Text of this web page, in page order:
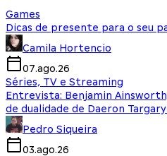
Games
Dicas de presente para o seu
Camila Hortencio
07.ago.26
Séries, TV e Streaming
Entrevista: Benjamin
de dualidade de Daeron
Pedro Siqueira
03.ago.26